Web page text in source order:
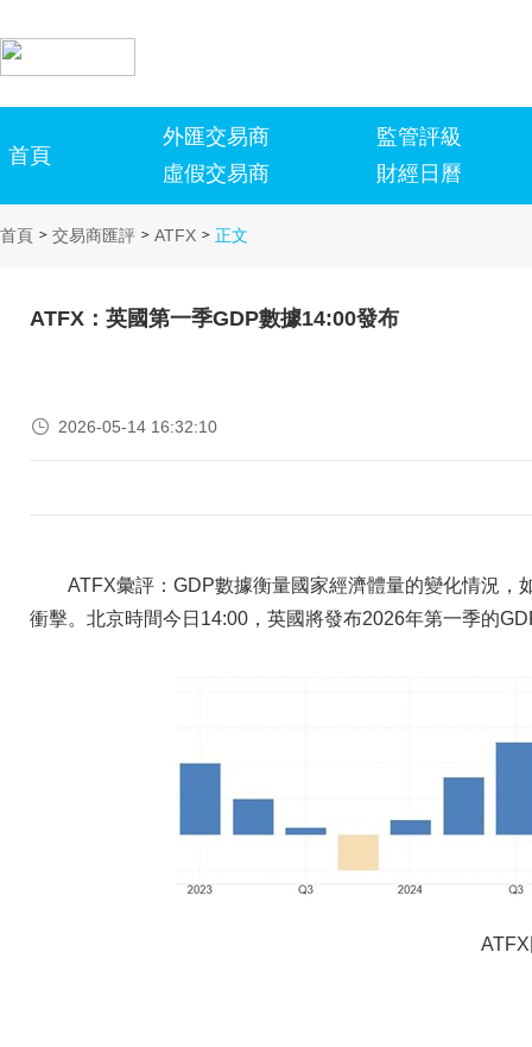
首頁
外匯交易商
虛假交易商
監管評級
財經日曆
首頁 > 交易商匯評 > ATFX > 正文
ATFX：英國第一季GDP數據14:00發布
 2026-05-14 16:32:10
ATFX彙評：GDP數據衡量國家經濟體量的變化情況
衝擊。北京時間今日14:00，英國將發布2026年第一季的